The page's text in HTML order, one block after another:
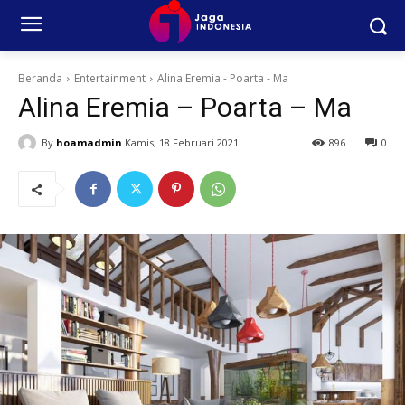
Beranda Entertainment Alina Eremia - Poarta - Ma
Alina Eremia – Poarta – Ma
By hoamadmin Kamis, 18 Februari 2021 0
896